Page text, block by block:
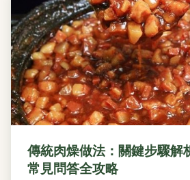
傳統肉燥做法：關鍵步驟解
常見問答全攻略